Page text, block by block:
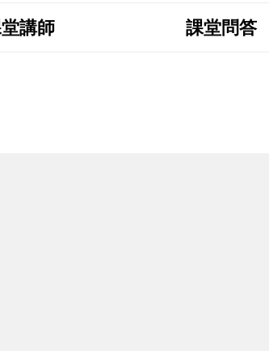
講師 課堂問答